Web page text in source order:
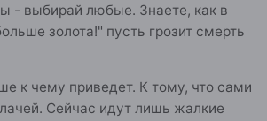
- выбирай любые. Знаете, как в
золота!" пусть грозит смерть
к чему приведет. К тому, что сами
Сейчас идут лишь жалкие